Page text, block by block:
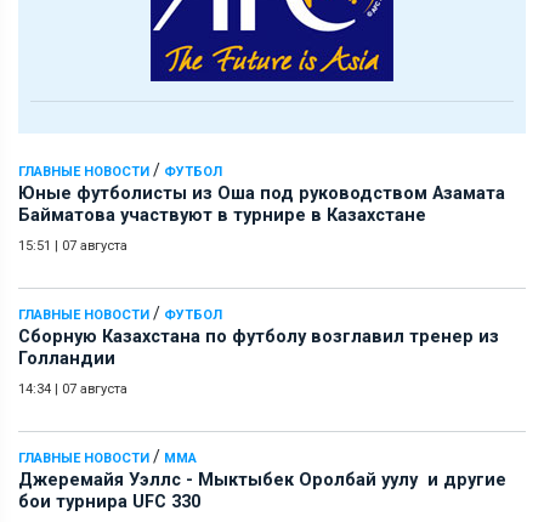
ГЛАВНЫЕ НОВОСТИ / ФУТБОЛ
Юные футболисты из Оша под руководством Азамата
Байматова участвуют в турнире в Казахстане
15:51 | 07 августа
ГЛАВНЫЕ НОВОСТИ / ФУТБОЛ
Сборную Казахстана по футболу возглавил тренер из
Голландии
14:34 | 07 августа
ГЛАВНЫЕ НОВОСТИ / ММА
Джеремайя Уэллс - Мыктыбек Оролбай уулу и другие
бои турнира UFC 330